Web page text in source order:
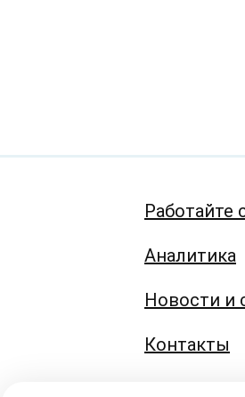
Работайте
Аналитика
Новости и
Контакты